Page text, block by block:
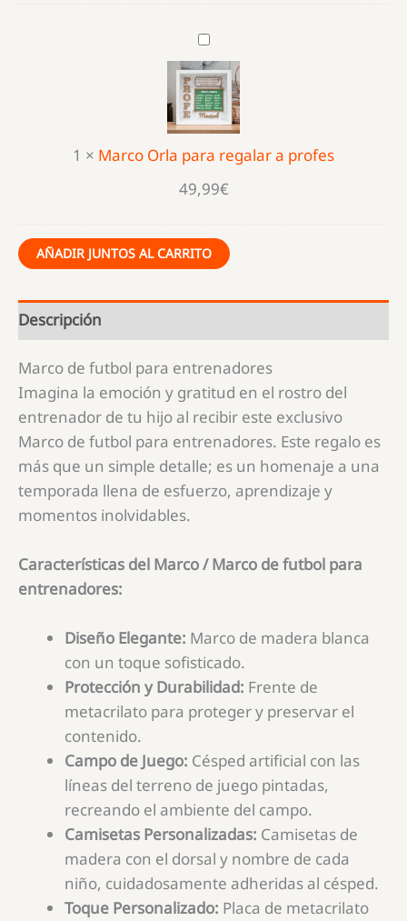
Marco
Orla
para
regalar
a
profes
1 × Marco Orla para regalar a profes
49,99€
AÑADIR JUNTOS AL CARRITO
Descripción
Marco de futbol para entrenadores
Imagina la emoción y gratitud en el rostro del
entrenador de tu hijo al recibir este exclusivo
Marco de futbol para entrenadores. Este regalo es
más que un simple detalle; es un homenaje a una
temporada llena de esfuerzo, aprendizaje y
momentos inolvidables.
Características del Marco / Marco de futbol para
entrenadores:
Diseño Elegante: Marco de madera blanca
con un toque sofisticado.
Protección y Durabilidad: Frente de
metacrilato para proteger y preservar el
contenido.
Campo de Juego: Césped artificial con las
líneas del terreno de juego pintadas,
recreando el ambiente del campo.
Camisetas Personalizadas: Camisetas de
madera con el dorsal y nombre de cada
niño, cuidadosamente adheridas al césped.
Toque Personalizado: Placa de metacrilato